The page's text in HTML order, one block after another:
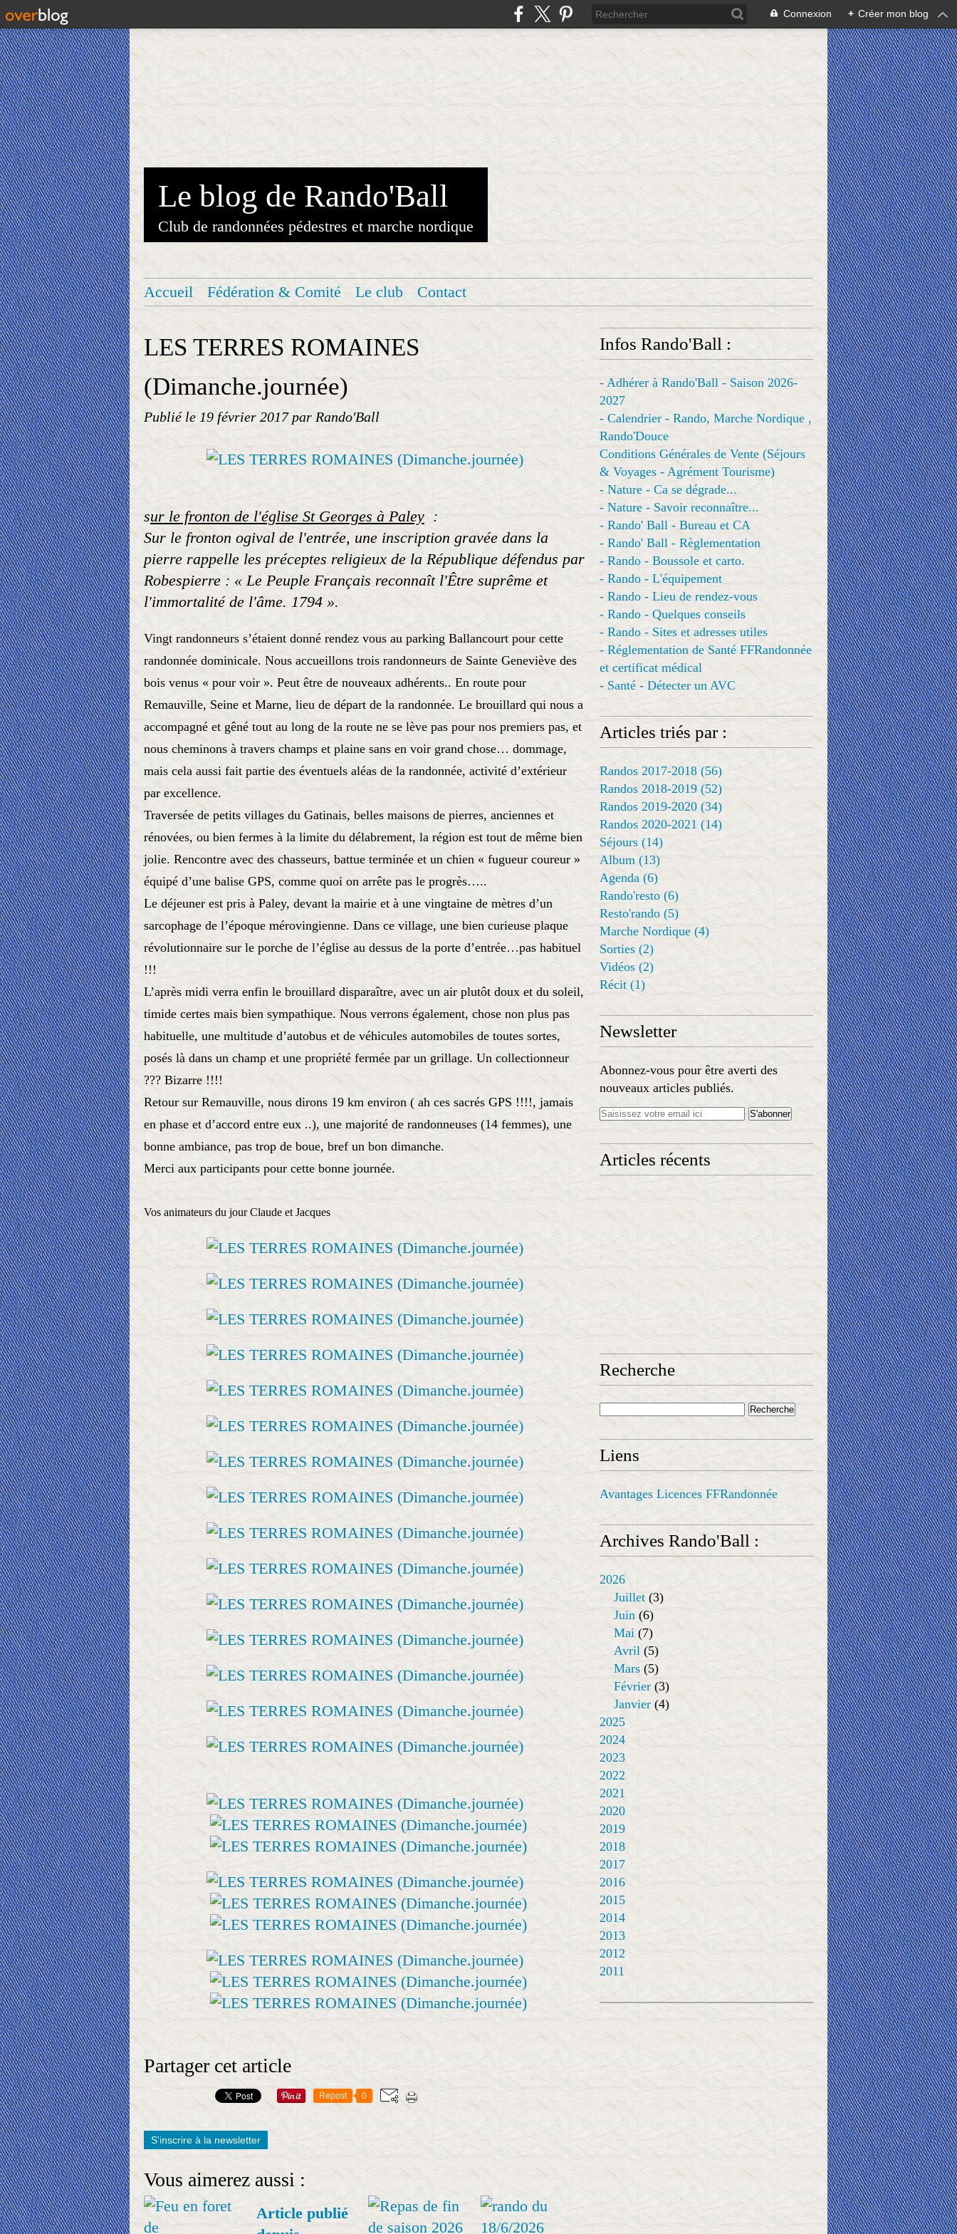
Connexion + Créer mon blog
Le blog de Rando'Ball
Club de randonnées pédestres et marche nordique
Accueil Fédération & Comité Le club Contact
LES TERRES ROMAINES
(Dimanche.journée)
Publié le 19 février 2017 par Rando'Ball
sur le fronton de l'église St Georges à Paley :
Sur le fronton ogival de l'entrée, une inscription gravée dans la
pierre rappelle les préceptes religieux de la République défendus par
Robespierre : « Le Peuple Français reconnaît l'Être suprême et
l'immortalité de l'âme. 1794 ».
Vingt randonneurs s’étaient donné rendez vous au parking Ballancourt pour cette
randonnée dominicale. Nous accueillons trois randonneurs de Sainte Geneviève des
bois venus « pour voir ». Peut être de nouveaux adhérents.. En route pour
Remauville, Seine et Marne, lieu de départ de la randonnée. Le brouillard qui nous a
accompagné et gêné tout au long de la route ne se lève pas pour nos premiers pas, et
nous cheminons à travers champs et plaine sans en voir grand chose… dommage,
mais cela aussi fait partie des éventuels aléas de la randonnée, activité d’extérieur
par excellence.
Traversée de petits villages du Gatinais, belles maisons de pierres, anciennes et
rénovées, ou bien fermes à la limite du délabrement, la région est tout de même bien
jolie. Rencontre avec des chasseurs, battue terminée et un chien « fugueur coureur »
équipé d’une balise GPS, comme quoi on arrête pas le progrès…..
Le déjeuner est pris à Paley, devant la mairie et à une vingtaine de mètres d’un
sarcophage de l’époque mérovingienne. Dans ce village, une bien curieuse plaque
révolutionnaire sur le porche de l’église au dessus de la porte d’entrée…pas habituel
!!!
L’après midi verra enfin le brouillard disparaître, avec un air plutôt doux et du soleil,
timide certes mais bien sympathique. Nous verrons également, chose non plus pas
habituelle, une multitude d’autobus et de véhicules automobiles de toutes sortes,
posés là dans un champ et une propriété fermée par un grillage. Un collectionneur
??? Bizarre !!!!
Retour sur Remauville, nous dirons 19 km environ ( ah ces sacrés GPS !!!!, jamais
en phase et d’accord entre eux ..), une majorité de randonneuses (14 femmes), une
bonne ambiance, pas trop de boue, bref un bon dimanche.
Merci aux participants pour cette bonne journée.
Vos animateurs du jour Claude et Jacques
Partager cet article
Repost 0
S'inscrire à la newsletter
Vous aimerez aussi :
Article publié
Infos Rando'Ball :
- Adhérer à Rando'Ball - Saison 2026-
2027
- Calendrier - Rando, Marche Nordique ,
Rando'Douce
Conditions Générales de Vente (Séjours
& Voyages - Agrément Tourisme)
- Nature - Ca se dégrade...
- Nature - Savoir reconnaître...
- Rando' Ball - Bureau et CA
- Rando' Ball - Règlementation
- Rando - Boussole et carto.
- Rando - L'équipement
- Rando - Lieu de rendez-vous
- Rando - Quelques conseils
- Rando - Sites et adresses utiles
- Réglementation de Santé FFRandonnée
et certificat médical
- Santé - Détecter un AVC
Articles triés par :
Randos 2017-2018 (56)
Randos 2018-2019 (52)
Randos 2019-2020 (34)
Randos 2020-2021 (14)
Séjours (14)
Album (13)
Agenda (6)
Rando'resto (6)
Resto'rando (5)
Marche Nordique (4)
Sorties (2)
Vidéos (2)
Récit (1)
Newsletter
Abonnez-vous pour être averti des
nouveaux articles publiés.
Articles récents
Recherche
Liens
Avantages Licences FFRandonnée
Archives Rando'Ball :
2026
Juillet (3)
Juin (6)
Mai (7)
Avril (5)
Mars (5)
Février (3)
Janvier (4)
2025
2024
2023
2022
2021
2020
2019
2018
2017
2016
2015
2014
2013
2012
2011